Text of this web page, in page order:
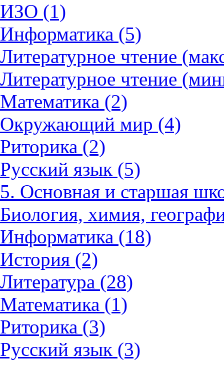
ИЗО (1)
Информатика (5)
Литературное чтение
Литературное чтение
Математика (2)
Окружающий мир (4)
Риторика (2)
Русский язык (5)
5. Основная и старшая
Биология, химия,
Информатика (18)
История (2)
Литература (28)
Математика (1)
Риторика (3)
Русский язык (3)